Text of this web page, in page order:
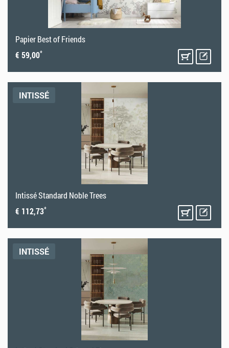
Papier Best of Friends
€ 59,00*
INTISSÉ
Intissé Standard Noble Trees
€ 112,73*
INTISSÉ